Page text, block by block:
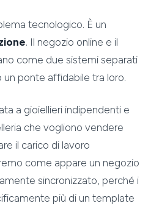
tecnologico. È un
. Il negozio online e il
come due sistemi separati
un ponte affidabile tra loro.
a gioiellieri indipendenti e
che vogliono vendere
il carico di lavoro
come appare un negozio
sincronizzato, perché i
più di un template